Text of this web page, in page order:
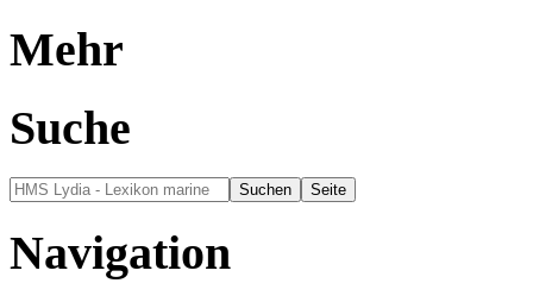
Mehr
Suche
Navigation